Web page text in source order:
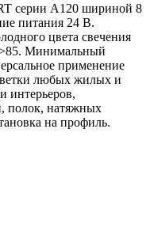
серии A120 шириной 8
питания 24 В.
цвета свечения
Минимальный
применение
любых жилых и
интерьеров,
полок, натяжных
на профиль.